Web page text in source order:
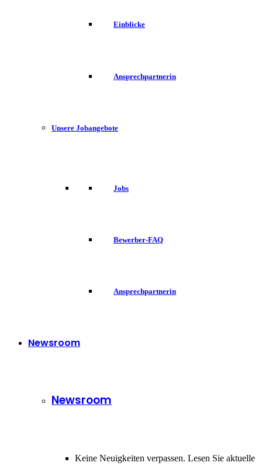
Einblicke
Ansprechpartnerin
Unsere Jobangebote
Jobs
Bewerber-FAQ
Ansprechpartnerin
Newsroom
Newsroom
Keine Neuigkeiten verpassen. Lesen Sie aktuelle